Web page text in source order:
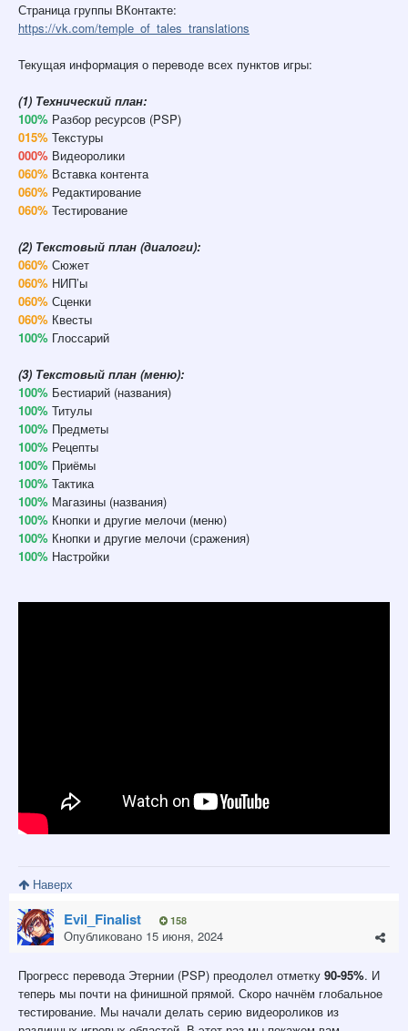
Страница группы ВКонтакте:
https://vk.com/temple_of_tales_translations
Текущая информация о переводе всех пунктов игры:
(1) Технический план:
100% Разбор ресурсов (PSP)
015% Текстуры
000% Видеоролики
060% Вставка контента
060% Редактирование
060% Тестирование
(2) Текстовый план (диалоги):
060% Сюжет
060% НИП’ы
060% Сценки
060% Квесты
100% Глоссарий
(3) Текстовый план (меню):
100% Бестиарий (названия)
100% Титулы
100% Предметы
100% Рецепты
100% Приёмы
100% Тактика
100% Магазины (названия)
100% Кнопки и другие мелочи (меню)
100% Кнопки и другие мелочи (сражения)
100% Настройки
Наверх
Evil_Finalist 158
Опубликовано 15 июня, 2024
Прогресс перевода Этернии (PSP) преодолел отметку 90-95%. И
теперь мы почти на финишной прямой. Скоро начнём глобальное
тестирование. Мы начали делать серию видеороликов из